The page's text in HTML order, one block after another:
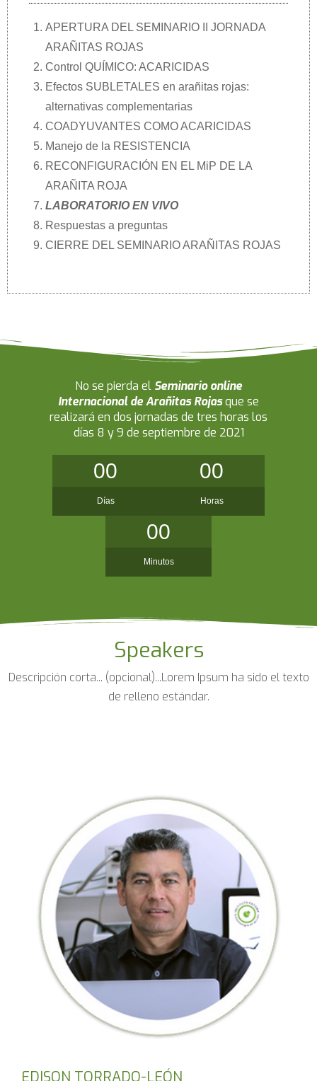
APERTURA DEL SEMINARIO II JORNADA
ARAÑITAS ROJAS
Control QUÍMICO: ACARICIDAS
Efectos SUBLETALES en arañitas rojas:
alternativas complementarias
COADYUVANTES COMO ACARICIDAS
Manejo de la RESISTENCIA
RECONFIGURACIÓN EN EL MiP DE LA
ARAÑITA ROJA
LABORATORIO EN VIVO
Respuestas a preguntas
CIERRE DEL SEMINARIO ARAÑITAS ROJAS
No se pierda el Seminario online
Internacional de Arañitas Rojasque se
realizará en dos jornadas de tres horas los
días 8 y 9 de septiembre de 2021
00
Días
00
Horas
00
Minutos
Speakers
Descripción corta... (opcional)...Lorem Ipsum ha sido el texto
de relleno estándar.
EDISON TORRADO-LEÓN